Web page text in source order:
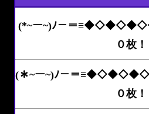
(*~ー~)ﾉ－＝
０枚！
(＊~ー~)ﾉ－＝
０枚！